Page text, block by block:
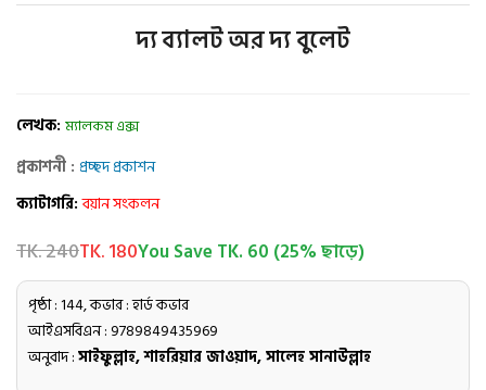
দ্য ব্যালট অর দ্য বুলেট
লেখক: ম্যালকম এক্স
প্রকাশনী : প্রচ্ছদ প্রকাশন
ক্যাটাগরি:বয়ান সংকলন
TK. 240TK. 180You Save TK. 60 (25% ছাড়ে)
পৃষ্ঠা : 144, কভার : হার্ড কভার
আইএসবিএন : 9789849435969
অনুবাদ :সাইফুল্লাহ, শাহরিয়ার জাওয়াদ, সালেহ সানাউল্লাহ